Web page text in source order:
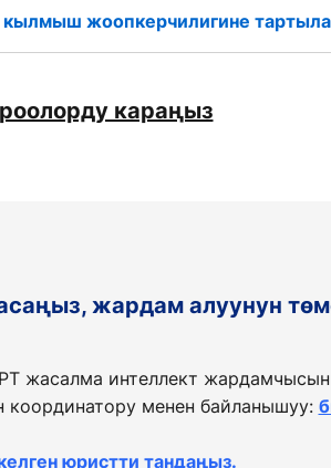
жоопкерчилигине
караңыз
жардам алуунун
жасалма интеллект
менен байланышуу:
юристти тандаңыз.